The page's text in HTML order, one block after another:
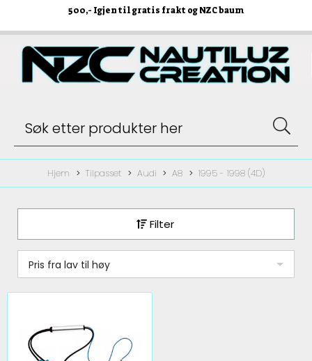
500,- Igjen til gratis frakt og NZC baum
Hjem Tilpasset Audi A8 1995 - 1998 (4D)
Filter
Pris fra lav til høy